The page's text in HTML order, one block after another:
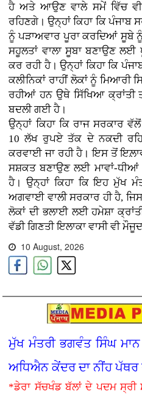
ਹੈ ਅਤੇ ਆਉਣ ਵਾਲੇ ਸਮੇਂ ਵਿੱਚ ਵੀ
ਰਹਿਣਗੇ। ਉਨ੍ਹਾਂ ਕਿਹਾ ਕਿ ਪੰਜਾਬ
ਨੂੰ ਪੜਾਅਵਾਰ ਪੂਰਾ ਕਰਦਿਆਂ ਸੂਬੇ
ਸਹੂਲਤਾਂ ਵਾਲਾ ਸੂਬਾ ਬਣਾਉਣ ਲਈ
ਕਰ ਰਹੀ ਹੈ। ਉਨ੍ਹਾਂ ਕਿਹਾ ਕਿ
ਕਲੀਨਿਕਾਂ ਰਾਹੀਂ ਲੋਕਾਂ ਨੂੰ ਮਿਆਰੀ
ਰਹੀਆਂ ਹਨ ਉਥੇ ਸਿੱਖਿਆ ਕ੍ਰਾਂਤੀ
ਬਦਲੀ ਗਈ ਹੈ।
ਉਨ੍ਹਾਂ ਕਿਹਾ ਕਿ ਰਾਜ ਸਰਕਾਰ
10 ਲੱਖ ਰੁਪਏ ਤੱਕ ਦੇ ਨਕਦੀ
ਕਰਵਾਈ ਜਾ ਰਹੀ ਹੈ। ਇਸ ਤੋਂ
ਸਸ਼ਕਤ ਬਣਾਉਣ ਲਈ ਮਾਵਾਂ-ਧੀਆਂ
ਹੈ। ਉਨ੍ਹਾਂ ਕਿਹਾ ਕਿ ਇਹ ਮੁੱਖ
ਅਗਵਾਈ ਵਾਲੀ ਸਰਕਾਰ ਹੀ ਹੈ,
ਲੋਕਾਂ ਦੀ ਭਲਾਈ ਲਈ ਹਮੇਸ਼ਾ
ਵੱਡੀ ਗਿਣਤੀ ਇਲਾਕਾ ਵਾਸੀ ਵੀ
10 August, 2026
ਮੁੱਖ ਮੰਤਰੀ ਭਗਵੰਤ ਸਿੰਘ ਮਾਨ
ਅਧਿਐਨ ਕੇਂਦਰ ਦਾ ਨੀਂਹ
*ਡੇਰਾ ਸੱਚਖੰਡ ਬੱਲਾਂ ਦੇ ਪਦਮ ਸ੍ਰੀ